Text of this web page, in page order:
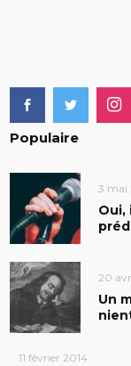
Populaire
3 mai
Oui,
20
Un
11 février 2014